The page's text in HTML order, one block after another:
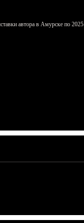
автора в Амурске по 2025